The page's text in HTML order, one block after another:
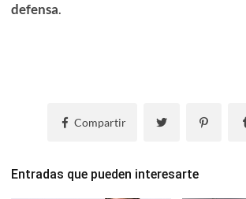
defensa.
Compartir
Entradas que pueden interesarte